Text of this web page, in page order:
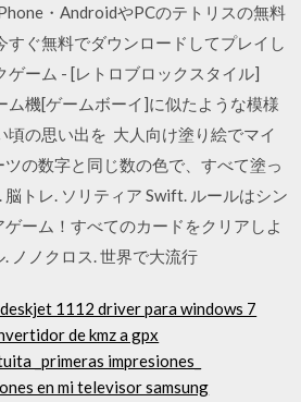
・AndroidやPCのテトリスの無料
ぐ無料でダウンロードしてプレイし
ゲーム - [レトロブロックスタイル]
ム機[ゲームボーイ]に似たような模様
頃の思い出を 大人向け塗り絵でマイ
の数字と同じ数の色で、すべて塗っ
脳トレ. ソリティア Swift. ルールはシン
ーム！すべてのカードをクリアしよ
. ノノクロス. 世界で大流行
1112 driver para windows 7
de kmz a gpx
_primeras impresiones_
en mi televisor samsung